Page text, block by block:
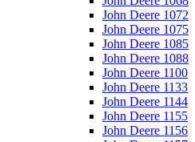
John Deere 1072
John Deere 1075
John Deere 1085
John Deere 1088
John Deere 1100
John Deere 1133
John Deere 1144
John Deere 1155
John Deere 1156